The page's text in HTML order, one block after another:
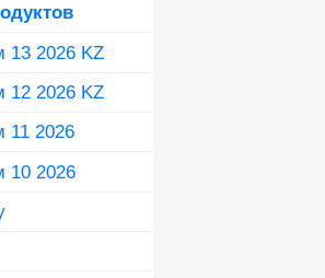
13 2026 KZ
12 2026 KZ
11 2026
10 2026